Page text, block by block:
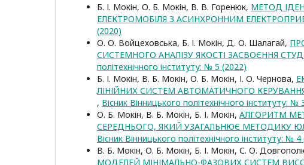
Б. І. Мокін, О. Б. Мокін, В. В. Горенюк, МЕТОД
ЕЛЕКТРОМОБІЛЯ З АСИНХРОННИМ
(2020)
О. О. Войцеховська, Б. І. Мокін, Д. О. Шалагай,
СИСТЕМНОГО АНАЛІЗУ ЯКОСТІ ЗАСВОЄННЯ
політехнічного інституту: № 5 (2022)
Б. І. Мокін, В. Б. Мокін, О. Б. Мокін, І. О. Чернова,
ЛІНІЙНИХ СИСТЕМ АВТОМАТИЧНОГО
, Вісник Вінницького політехнічного інституту: №
О. Б. Мокін, В. Б. Мокін, Б. І. Мокін, АЛГОРИТМ
СЕРЕДНЬОГО, ЯКИЙ УЗАГАЛЬНЮЄ МЕТОДИКУ
Вісник Вінницького політехнічного інституту: № 4
В. Б. Мокін, О. Б. Мокін, Б. І. Мокін, С. О.
МОДЕЛЕЙ МІНІМАЛЬНО-ФАЗОВИХ СИСТЕМ